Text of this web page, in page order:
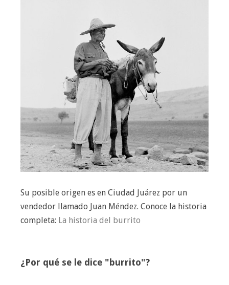
Su posible origen es en Ciudad Juárez por un
vendedor llamado Juan Méndez. Conoce la historia
completa: La historia del burrito
¿Por qué se le dice "burrito"?